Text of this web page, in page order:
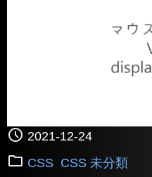
2021-12-24
CSS CSS 未分類